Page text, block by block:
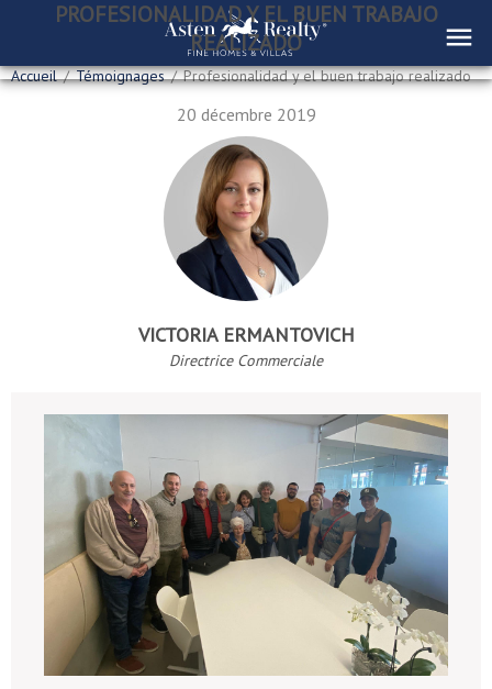
Accueil / Témoignages / Profesionalidad y el buen trabajo realizado
20 décembre 2019
VICTORIA ERMANTOVICH
Directrice Commerciale
PROFESIONALIDAD Y EL BUEN TRABAJO
REALIZADO